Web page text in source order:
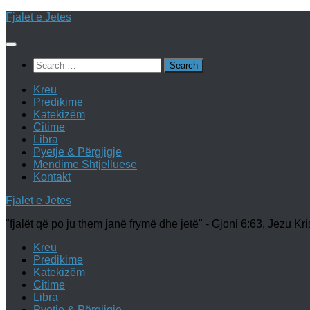
Skip
content
Fjalet e Jetes
Search
for:
Kreu
Predikime
Katekizëm
Citime
Libra
Pyetje & Përgjigje
Mendime Shtjelluese
Kontakt
Fjalet e Jetes
"fjalët që po ju them janë frymë dhe jetë" - Gjoni 6:63, Jezu
Kreu
Predikime
Katekizëm
Citime
Libra